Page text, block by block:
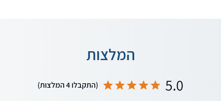
המלצות
5.0 (התקבלו 4 המלצות)